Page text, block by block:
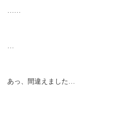
……
…
あっ、間違えました…